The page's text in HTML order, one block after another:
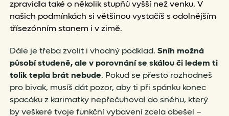
zpravidla také o několik stupňů vyšší než venku. V
našich podmínkách si většinou vystačíš s odolnějším
třísezónním stanem i v zimě.
Dále je třeba zvolit i vhodný podklad. Sníh možná
působí studeně, ale v porovnání se skálou či ledem ti
tolik tepla brát nebude. Pokud se přesto rozhodneš
pro bivak, musíš dát pozor, aby ti při spánku konec
spacáku z karimatky nepřečuhoval do sněhu, který
by veškeré tvoje funkční vybavení zcela obešel –